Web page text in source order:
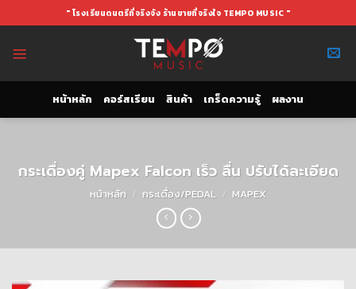
to
" โรงเรียนดนตรีที่จริงจัง ร้านขายที่จริงใจ TEMPO MUSIC "
หน้าหลัก คอร์สเรียน สินค้า เกร็ดความรู้ ผลงาน
กระเดื่องคู่ Mapex Falcon เร็ว ลื่น ปรับได้ละเอียด
หน้าหลัก / กระเดื่อง/PEDAL / MAPEX